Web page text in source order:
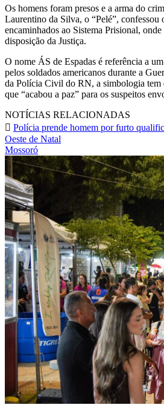
Os homens foram presos e a arma do
Laurentino da Silva, o “Pelé”, confessou
encaminhados ao Sistema Prisional, onde
disposição da Justiça.
O nome ÁS de Espadas é referência a
pelos soldados americanos durante a
da Polícia Civil do RN, a simbologia
que “acabou a paz” para os suspeitos
NOTÍCIAS RELACIONADAS
Polícia prende homem por furto
Oeste de Natal
Mossoró